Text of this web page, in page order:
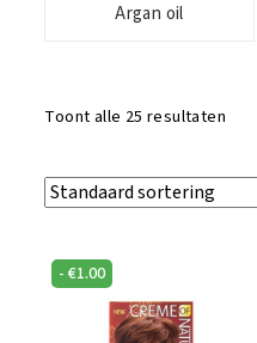
Argan oil
Toont alle 25 resultaten
-€1.00